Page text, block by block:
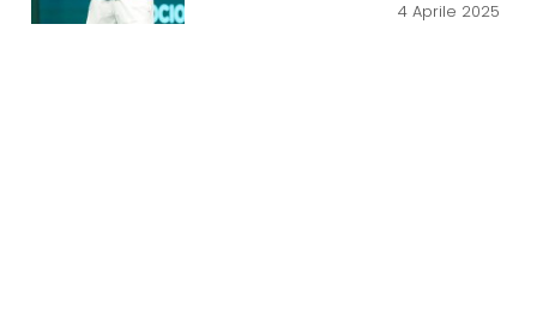
4 Aprile 2025